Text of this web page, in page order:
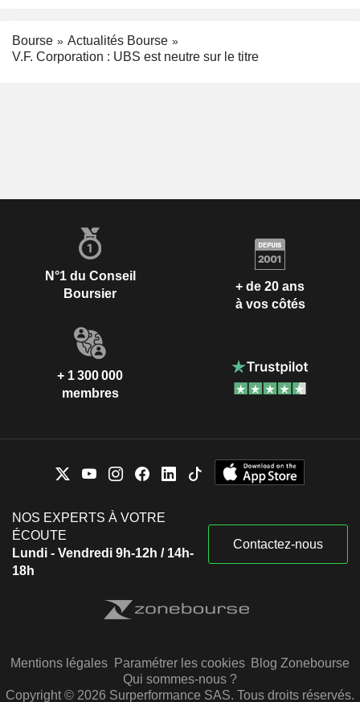
Bourse
Actualités Bourse
V.F. Corporation : UBS est neutre sur le titre
N°1 du Conseil
Boursier
+ de 20 ans
à vos côtés
+ 1 300 000
membres
NOS EXPERTS À VOTRE
ÉCOUTE
Lundi - Vendredi 9h-12h / 14h-
18h
Contactez-nous
Mentions légales Paramétrer les cookies Blog Zonebourse
Qui sommes-nous ?
Copyright © 2026 Surperformance SAS. Tous droits réservés.